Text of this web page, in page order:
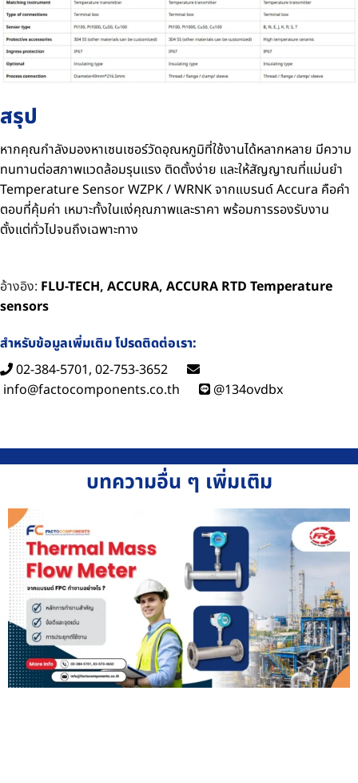
สรุป
หากคุณกำลังมองหาเซนเซอร์วัดอุณหภูมิที่ใช้งานได้หลากหลาย มีความ
ทนทานต่อสภาพแวดล้อมรุนแรง ติดตั้งง่าย และให้สัญญาณที่แม่นยำ
Temperature Sensor WZPK / WRNK จากแบรนด์ Accura คือคำ
ตอบที่คุ้มค่า เหมาะทั้งในแง่คุณภาพและราคา พร้อมการรองรับงาน
ตั้งแต่ทั่วไปจนถึงเฉพาะทาง
อ้างอิง: FLU-TECH, ACCURA, ACCURA RTD Temperature
sensors
สำหรับข้อมูลเพิ่มเติม โปรดติดต่อเรา:
02-384-5701, 02-753-3652
info@factocomponents.co.th
@134ovdbx
บทความอื่น ๆ เพิ่มเติม